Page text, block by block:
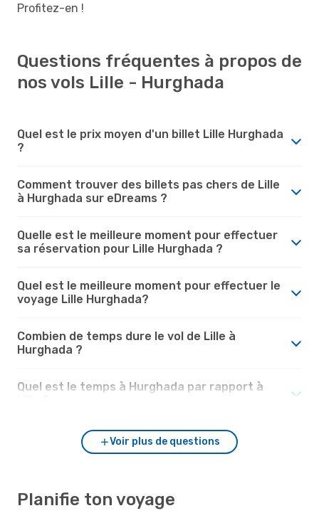
Profitez-en !
Questions fréquentes à propos de
nos vols Lille - Hurghada
Quel est le prix moyen d'un billet Lille Hurghada
?
Comment trouver des billets pas chers de Lille
à Hurghada sur eDreams ?
Quelle est le meilleure moment pour effectuer
sa réservation pour Lille Hurghada ?
Quel est le meilleure moment pour effectuer le
voyage Lille Hurghada?
Combien de temps dure le vol de Lille à
Hurghada ?
Quel est le temps à Hurghada par rapport à
Voir plus de questions
Planifie ton voyage